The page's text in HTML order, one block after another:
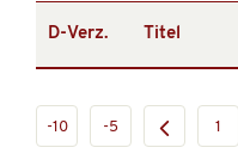
D-Verz. Titel
-10 -5 1